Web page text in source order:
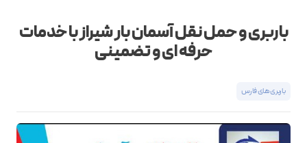
باربری و حمل نقل آسمان بار شیراز با خدمات
حرفه ای و تضمینی
باربری های فارس